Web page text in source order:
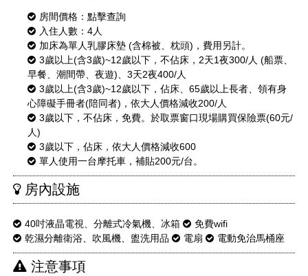
房間價格：點擊查詢
入住人數：4人
加床為單人乳膠床墊 (含棉被、枕頭)，費用另計。
3歲以上(含3歲)~12歲以下，不佔床，2天1夜300/人 (船票、
早餐、潮間帶、夜遊)、3天2夜400/人
3歲以上(含3歲)~12歲以下，佔床、65歲以上長者、領有身
心障礙手冊者(陪同者)，依大人價格減收200/人
3歲以下，不佔床，免費。於取票窗口現場購買保險票(60元/
人)
3歲以下，佔床，依大人價格減收600
單人使用一台摩托車，補貼200元/台。
房內設施
40吋液晶電視、分離式冷氣機、冰箱
免費wifi
乾濕分離衛浴、吹風機、盥洗用品
電扇 電動免治馬桶座
注意事項